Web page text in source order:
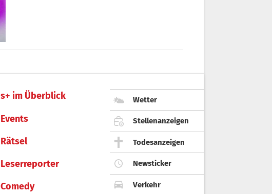
s+ im Überblick
Events
Rätsel
Leserreporter
Comedy
Wetter
Stellenanzeigen
Todesanzeigen
Newsticker
Verkehr